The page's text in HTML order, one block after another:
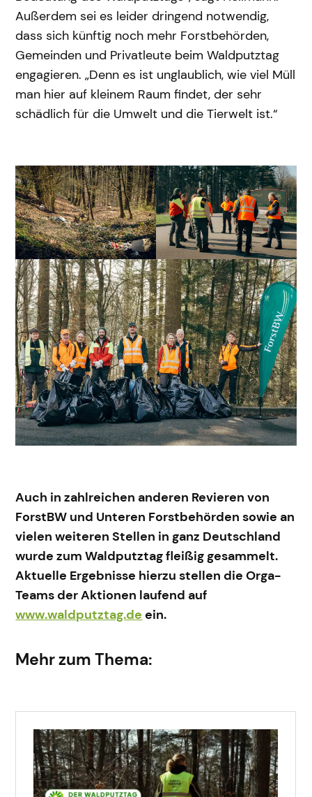
Außerdem sei es leider dringend notwendig,
dass sich künftig noch mehr Forstbehörden,
Gemeinden und Privatleute beim Waldputztag
engagieren. „Denn es ist unglaublich, wie viel Müll
man hier auf kleinem Raum findet, der sehr
schädlich für die Umwelt und die Tierwelt ist.“
Auch in zahlreichen anderen Revieren von
ForstBW und Unteren Forstbehörden sowie an
vielen weiteren Stellen in ganz Deutschland
wurde zum Waldputztag fleißig gesammelt.
Aktuelle Ergebnisse hierzu stellen die Orga-
Teams der Aktionen laufend auf
www.waldputztag.de ein.
Mehr zum Thema: